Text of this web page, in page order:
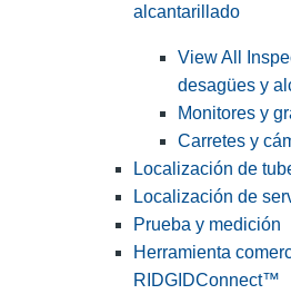
alcantarillado
View All
desagües y
Monitores y
Carretes y
Localización de
Localización de
Prueba y medición
Herramienta
RIDGIDConnect™